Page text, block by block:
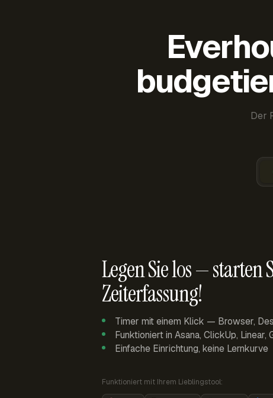
Der
Legen Sie los — starten
Zeiterfassung!
Timer mit einem Klick — Browser,
Funktioniert in Asana, ClickUp, Linear,
Einfache Einrichtung, keine Lernkurve
Funktioniert mit Ihrem Lieblingstool: